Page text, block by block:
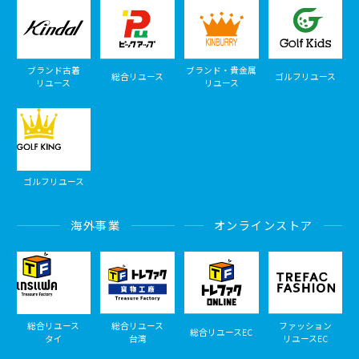
ブランド古着
リユース
総合リユース
ブランド・貴金属
リユース
ゴルフリユース
ゴルフリユース
海外事業
総合リユース
タイ
総合リユース
台湾
オンラインストア
総合リユースEC
ファッション
リユースEC